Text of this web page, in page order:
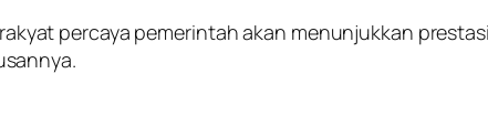
percaya pemerintah akan menunjukkan